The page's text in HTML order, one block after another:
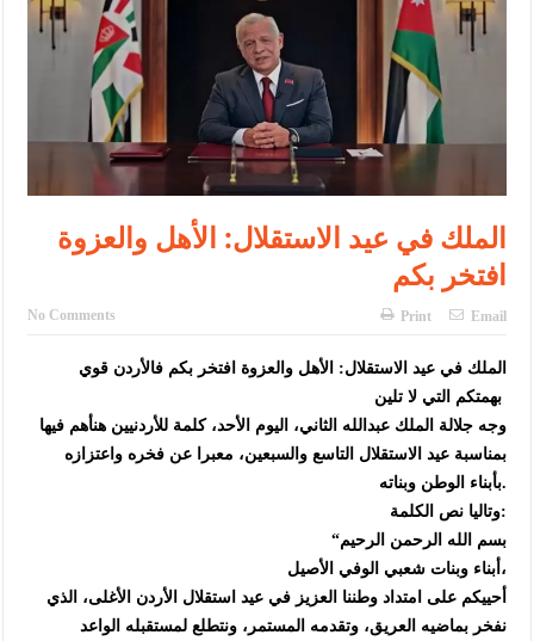
الأمن يتلف 16 مليون حبة كبتاجون و1480 كغم مواد مخدرة
النواب يقر مشروع تعديل قانون الملكية العقارية
القاضي يلتقي رؤساء تحرير الصحف اليومية ويؤكد حرص مجلس النواب
على شراكة فاعلة مع الإعلام
العلم
القاضي محمود أحمد فريحات.. مبارك ومزيدا من التوفيق
الملك في عيد الاستقلال: الأهل والعزوة
افتخر بكم
No Comments Print Email
الملك في عيد الاستقلال: الأهل والعزوة افتخر بكم فالأردن قوي
بهمتكم التي لا تلين
وجه جلالة الملك عبدالله الثاني، اليوم الأحد، كلمة للأردنيين هنأهم فيها
بمناسبة عيد الاستقلال التاسع والسبعين، معبرا عن فخره واعتزازه
بأبناء الوطن وبناته.
وتاليا نص الكلمة:
“بسم الله الرحمن الرحيم
أبناء وبنات شعبي الوفي الأصيل،
أحييكم على امتداد وطننا العزيز في عيد استقلال الأردن الأغلى، الذي
نفخر بماضيه العريق، وتقدمه المستمر، ونتطلع لمستقبله الواعد